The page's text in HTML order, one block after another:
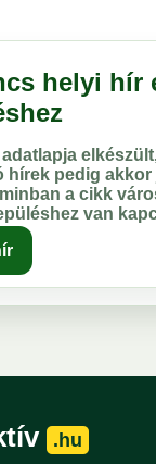
helyi hír
hírek pedig akkor
a cikk
van
.hu